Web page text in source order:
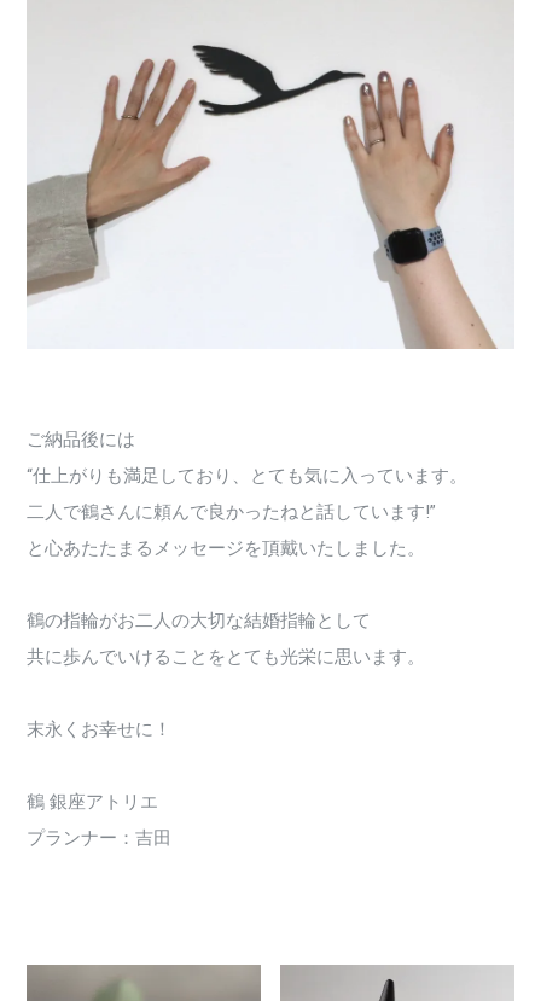
ご納品後には
“仕上がりも満足しており、とても気に入っています。
二人で鶴さんに頼んで良かったねと話しています!”
と心あたたまるメッセージを頂戴いたしました。
鶴の指輪がお二人の大切な結婚指輪として
共に歩んでいけることをとても光栄に思います。
末永くお幸せに！
鶴 銀座アトリエ
プランナー：吉田